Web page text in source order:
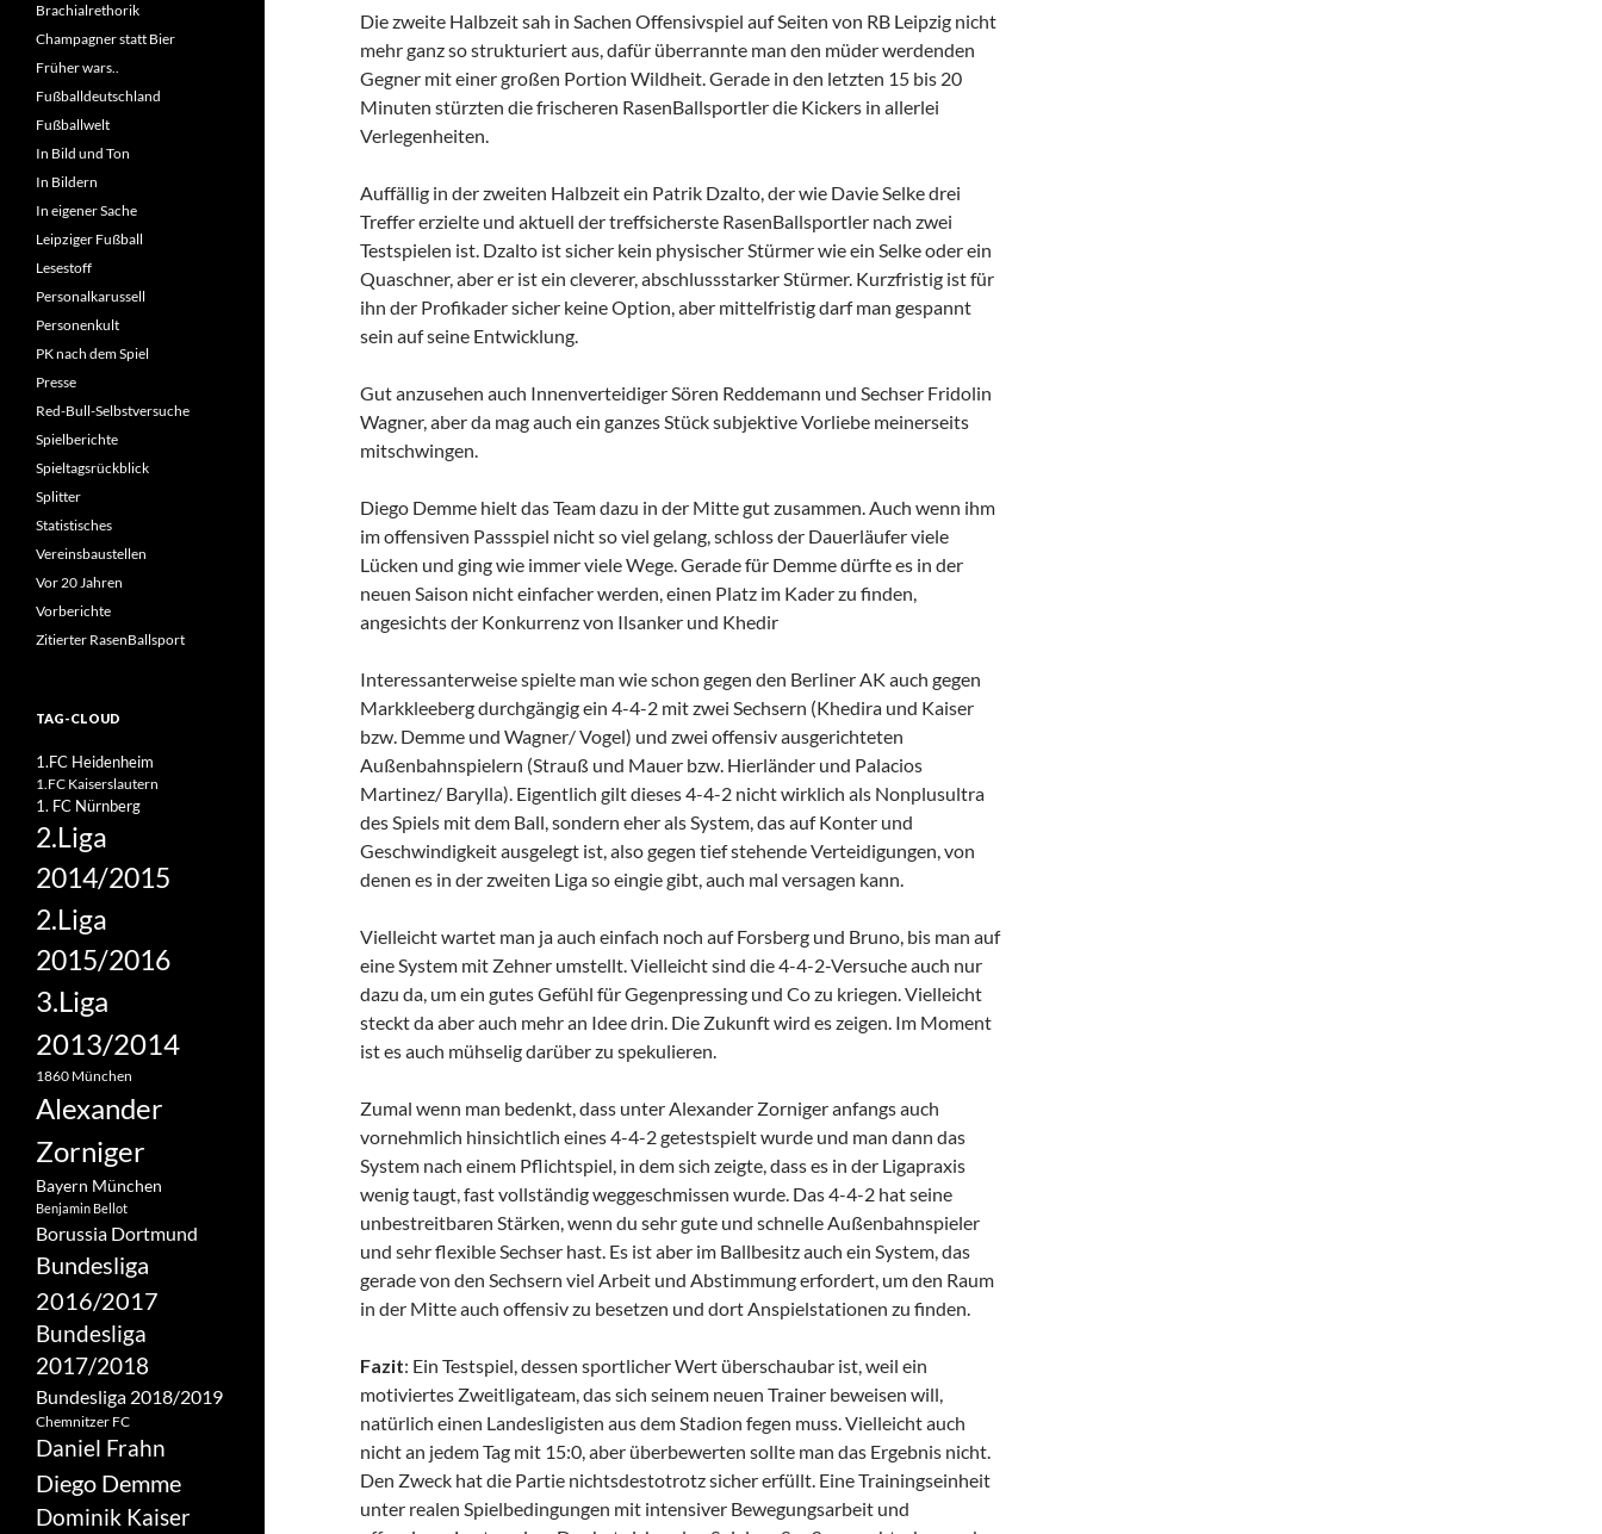
Die zweite Halbzeit sah in Sachen Offensivspiel auf Seiten von RB Leipzig nicht
mehr ganz so strukturiert aus, dafür überrannte man den müder werdenden
Gegner mit einer großen Portion Wildheit. Gerade in den letzten 15 bis 20
Minuten stürzten die frischeren RasenBallsportler die Kickers in allerlei
Verlegenheiten.
Auffällig in der zweiten Halbzeit ein Patrik Dzalto, der wie Davie Selke drei
Treffer erzielte und aktuell der treffsicherste RasenBallsportler nach zwei
Testspielen ist. Dzalto ist sicher kein physischer Stürmer wie ein Selke oder ein
Quaschner, aber er ist ein cleverer, abschlussstarker Stürmer. Kurzfristig ist für
ihn der Profikader sicher keine Option, aber mittelfristig darf man gespannt
sein auf seine Entwicklung.
Gut anzusehen auch Innenverteidiger Sören Reddemann und Sechser Fridolin
Wagner, aber da mag auch ein ganzes Stück subjektive Vorliebe meinerseits
mitschwingen.
Diego Demme hielt das Team dazu in der Mitte gut zusammen. Auch wenn ihm
im offensiven Passspiel nicht so viel gelang, schloss der Dauerläufer viele
Lücken und ging wie immer viele Wege. Gerade für Demme dürfte es in der
neuen Saison nicht einfacher werden, einen Platz im Kader zu finden,
angesichts der Konkurrenz von Ilsanker und Khedir
Interessanterweise spielte man wie schon gegen den Berliner AK auch gegen
Markkleeberg durchgängig ein 4-4-2 mit zwei Sechsern (Khedira und Kaiser
bzw. Demme und Wagner/ Vogel) und zwei offensiv ausgerichteten
Außenbahnspielern (Strauß und Mauer bzw. Hierländer und Palacios
Martinez/ Barylla). Eigentlich gilt dieses 4-4-2 nicht wirklich als Nonplusultra
des Spiels mit dem Ball, sondern eher als System, das auf Konter und
Geschwindigkeit ausgelegt ist, also gegen tief stehende Verteidigungen, von
denen es in der zweiten Liga so eingie gibt, auch mal versagen kann.
Vielleicht wartet man ja auch einfach noch auf Forsberg und Bruno, bis man auf
eine System mit Zehner umstellt. Vielleicht sind die 4-4-2-Versuche auch nur
dazu da, um ein gutes Gefühl für Gegenpressing und Co zu kriegen. Vielleicht
steckt da aber auch mehr an Idee drin. Die Zukunft wird es zeigen. Im Moment
ist es auch mühselig darüber zu spekulieren.
Zumal wenn man bedenkt, dass unter Alexander Zorniger anfangs auch
vornehmlich hinsichtlich eines 4-4-2 getestspielt wurde und man dann das
System nach einem Pflichtspiel, in dem sich zeigte, dass es in der Ligapraxis
wenig taugt, fast vollständig weggeschmissen wurde. Das 4-4-2 hat seine
unbestreitbaren Stärken, wenn du sehr gute und schnelle Außenbahnspieler
und sehr flexible Sechser hast. Es ist aber im Ballbesitz auch ein System, das
gerade von den Sechsern viel Arbeit und Abstimmung erfordert, um den Raum
in der Mitte auch offensiv zu besetzen und dort Anspielstationen zu finden.
Fazit: Ein Testspiel, dessen sportlicher Wert überschaubar ist, weil ein
motiviertes Zweitligateam, das sich seinem neuen Trainer beweisen will,
natürlich einen Landesligisten aus dem Stadion fegen muss. Vielleicht auch
nicht an jedem Tag mit 15:0, aber überbewerten sollte man das Ergebnis nicht.
Den Zweck hat die Partie nichtsdestotrotz sicher erfüllt. Eine Trainingseinheit
unter realen Spielbedingungen mit intensiver Bewegungsarbeit und
Brachialrethorik
Champagner statt Bier
Früher wars..
Fußballdeutschland
Fußballwelt
In Bild und Ton
In Bildern
In eigener Sache
Leipziger Fußball
Lesestoff
Personalkarussell
Personenkult
PK nach dem Spiel
Presse
Red-Bull-Selbstversuche
Spielberichte
Spieltagsrückblick
Splitter
Statistisches
Vereinsbaustellen
Vor 20 Jahren
Vorberichte
Zitierter RasenBallsport
TAG-CLOUD
1.FC Heidenheim
1.FC Kaiserslautern
1. FC Nürnberg
2.Liga
2014/2015
2.Liga
2015/2016
3.Liga
2013/2014
1860 München
Alexander
Zorniger
Bayern München
Benjamin Bellot
Borussia Dortmund
Bundesliga
2016/2017
Bundesliga
2017/2018
Bundesliga 2018/2019
Chemnitzer FC
Daniel Frahn
Diego Demme
Dominik Kaiser